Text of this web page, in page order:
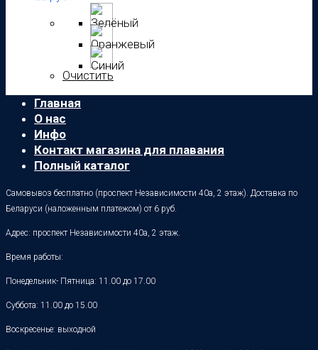
Очистить
Главная
О нас
Инфо
Контакт магазина для плавания
Полный каталог
Самовывоз бесплатно (проспект Независимости 40а, 2 этаж). Доставка по
Беларуси (наложенным платежом) от 6 руб.
Адрес: проспект Независимости 40а, 2 этаж.
Время работы:
Понедельник- Пятница: 11.00 до 17.00
Суббота: 11.00 до 15.00
Воскресенье: выходной